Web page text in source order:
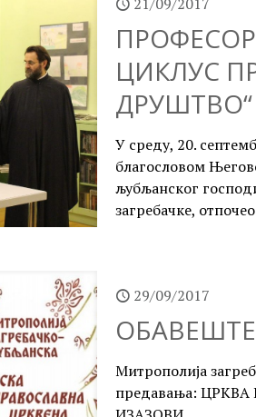
ЦИКЛУС
ДРУШТВО“
У среду, 20.
благословом
љубљанског
загребачке,
29/09/2017
Митрополија
предавања: